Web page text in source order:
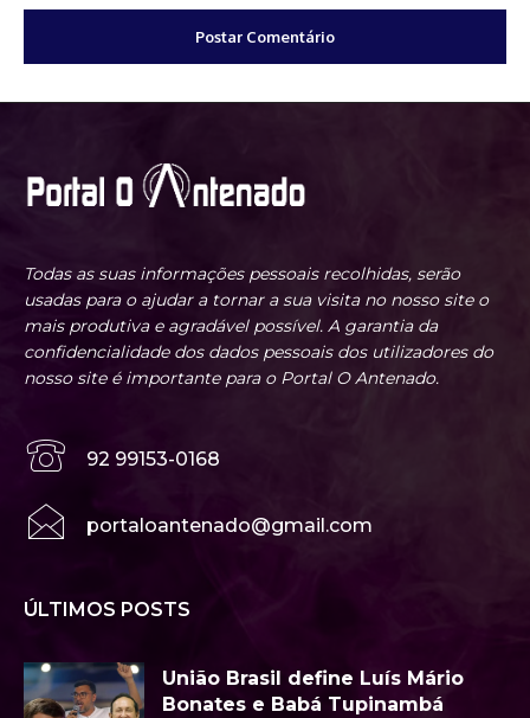
Todas as suas informações pessoais recolhidas, serão
usadas para o ajudar a tornar a sua visita no nosso site o
mais produtiva e agradável possível. A garantia da
confidencialidade dos dados pessoais dos utilizadores do
nosso site é importante para o Portal O Antenado.
92 99153-0168
portaloantenado@gmail.com
ÚLTIMOS POSTS
União Brasil define Luís Mário
Bonates e Babá Tupinambá